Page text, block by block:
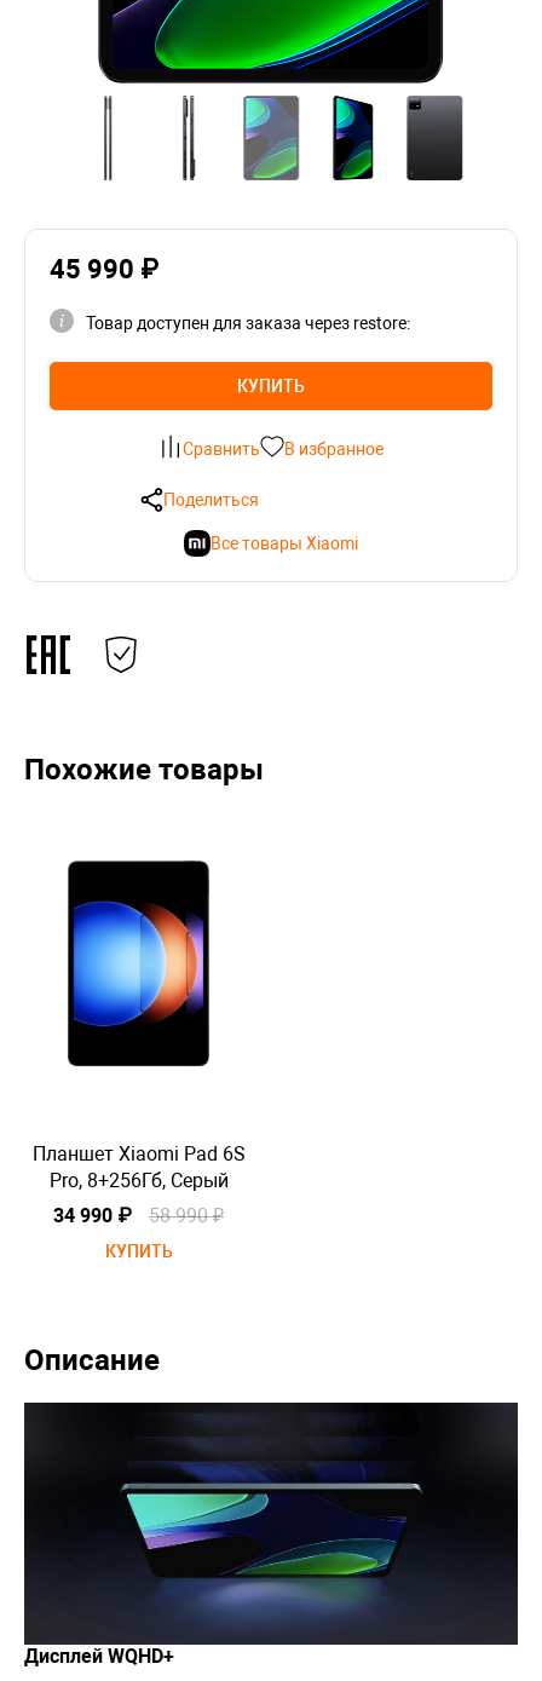
45 990 ₽
Товар доступен для заказа через restore:
КУПИТЬ
Сравнить В избранное
Поделиться
Все товары Xiaomi
Похожие товары
Планшет Xiaomi Pad 6S
Pro, 8+256Гб, Серый
34 990 ₽
58 990 ₽
КУПИТЬ
Описание
Дисплей WQHD+